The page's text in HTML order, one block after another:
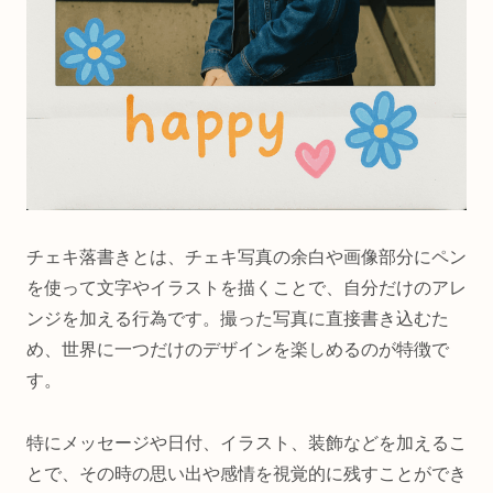
チェキ落書きとは、チェキ写真の余白や画像部分にペン
を使って文字やイラストを描くことで、自分だけのアレ
ンジを加える行為です。撮った写真に直接書き込むた
め、世界に一つだけのデザインを楽しめるのが特徴で
す。
特にメッセージや日付、イラスト、装飾などを加えるこ
とで、その時の思い出や感情を視覚的に残すことができ